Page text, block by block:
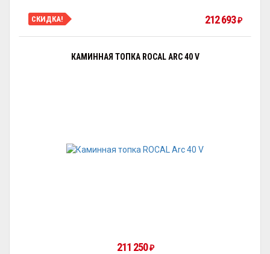
СКИДКА! 212 693₽
КАМИННАЯ ТОПКА ROCAL ARC 40 V
211 250₽